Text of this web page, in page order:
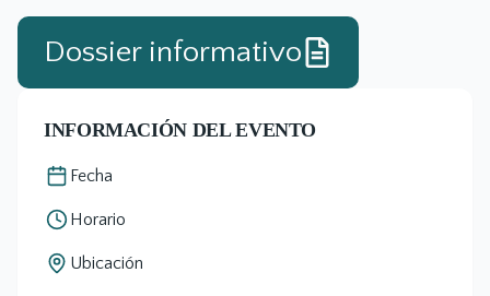
Dossier informativo
INFORMACIÓN DEL EVENTO
Fecha
Horario
Ubicación